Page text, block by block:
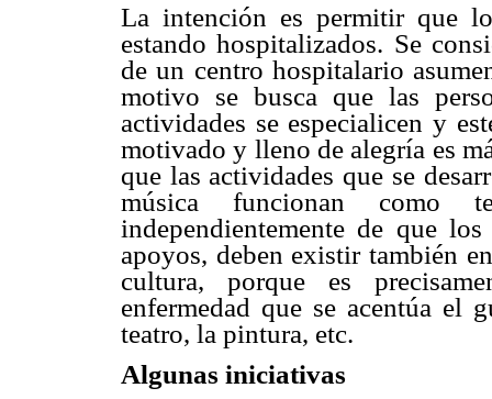
La intención es permitir que
estando hospitalizados. Se
de un centro hospitalario
motivo se busca que las
actividades se especialicen y
motivado y lleno de alegría es
que las actividades que se
música funcionan como
independientemente de que
apoyos, deben existir también
cultura, porque es
enfermedad que se acentúa el
teatro, la pintura, etc.
Algunas iniciativas